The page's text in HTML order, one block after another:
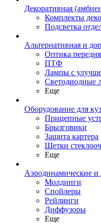
Декоративная
Комплекты
Подсветка
Альтернативная и
Оптика
ПТФ
Лампы с
Светодиодные
Еще
Оборудование для
Прицепные
Брызговики
Защита картера
Щетки
Еще
Аэродинамические и
Молдинги
Спойлеры
Рейлинги
Диффузоры
Еще